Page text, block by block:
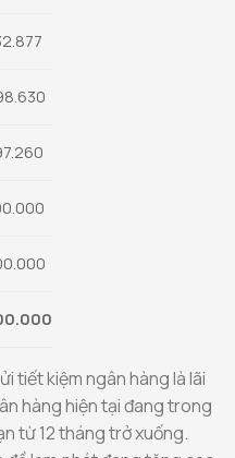
tiết kiệm ngân hàng là lãi
hàng hiện tại đang trong
từ 12 tháng trở xuống.